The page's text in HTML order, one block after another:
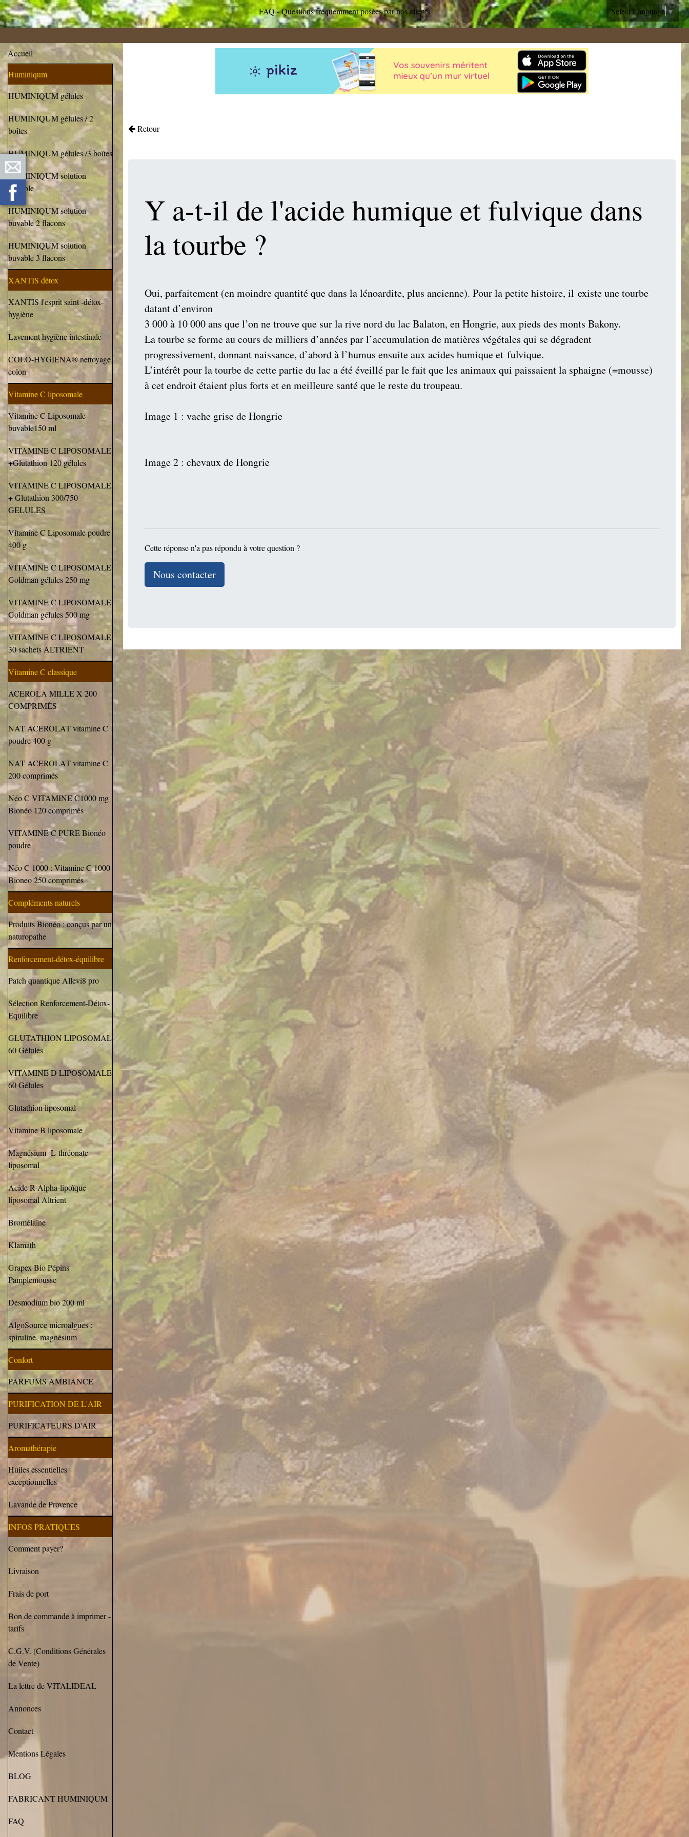
Select Language▼
FAQ - Questions fréquemment posées par nos clients
Accueil
Huminiqum
HUMINIQUM gélules
HUMINIQUM gélules / 2
boîtes
HUMINIQUM gélules /3 boîtes
HUMINIQUM solution
buvable
HUMINIQUM solution
buvable 2 flacons
HUMINIQUM solution
buvable 3 flacons
XANTIS détox
XANTIS l'esprit saint -détox-
hygiène
Lavement hygiène intestinale
COLO-HYGIENA® nettoyage
colon
Vitamine C liposomale
Vitamine C Liposomale
buvable150 ml
VITAMINE C LIPOSOMALE
+Glutathion 120 gélules
VITAMINE C LIPOSOMALE
+ Glutathion 300/750
GELULES
Vitamine C Liposomale poudre
400 g
VITAMINE C LIPOSOMALE
Goldman gélules 250 mg
VITAMINE C LIPOSOMALE
Goldman gélules 500 mg
VITAMINE C LIPOSOMALE
30 sachets ALTRIENT
Vitamine C classique
ACEROLA MILLE X 200
COMPRIMÉS
NAT ACEROLAT vitamine C
poudre 400 g
NAT ACEROLAT vitamine C
200 comprimés
Néo C VITAMINE C1000 mg
Bionéo 120 comprimés
VITAMINE C PURE Bionéo
poudre
Néo C 1000 : Vitamine C 1000
Bioneo 250 comprimés
Compléments naturels
Produits Bionéo : conçus par un
naturopathe
Renforcement-détox-équilibre
Patch quantique Allevi8 pro
Sélection Renforcement-Détox-
Equilibre
GLUTATHION LIPOSOMAL
60 Gélules
VITAMINE D LIPOSOMALE
60 Gélules
Glutathion liposomal
Vitamine B liposomale
Magnésium L-thréonate
liposomal
Acide R Alpha-lipoïque
liposomal Altrient
Bromélaïne
Klamath
Grapex Bio Pépins
Pamplemousse
Desmodium bio 200 ml
AlgoSource microalgues :
spiruline, magnésium
Confort
PARFUMS AMBIANCE
PURIFICATION DE L'AIR
PURIFICATEURS D'AIR
Aromathérapie
Huiles essentielles
exceptionnelles
Lavande de Provence
INFOS PRATIQUES
Comment payer?
Livraison
Frais de port
Bon de commande à imprimer -
tarifs
C.G.V. (Conditions Générales
de Vente)
La lettre de VITALIDEAL
Annonces
Contact
Mentions Légales
BLOG
FABRICANT HUMINIQUM
FAQ
Retour
Y a-t-il de l'acide humique et fulvique dans
la tourbe ?
Oui, parfaitement (en moindre quantité que dans la lénoardite, plus ancienne). Pour la petite histoire, il existe une tourbe
datant d’environ
3 000 à 10 000 ans que l’on ne trouve que sur la rive nord du lac Balaton, en Hongrie, aux pieds des monts Bakony.
La tourbe se forme au cours de milliers d’années par l’accumulation de matières végétales qui se dégradent
progressivement, donnant naissance, d’abord à l’humus ensuite aux acides humique et fulvique.
L’intérêt pour la tourbe de cette partie du lac a été éveillé par le fait que les animaux qui paissaient la sphaigne (=mousse)
à cet endroit étaient plus forts et en meilleure santé que le reste du troupeau.
Image 1 : vache grise de Hongrie
Image 2 : chevaux de Hongrie
Cette réponse n'a pas répondu à votre question ?
Nous contacter